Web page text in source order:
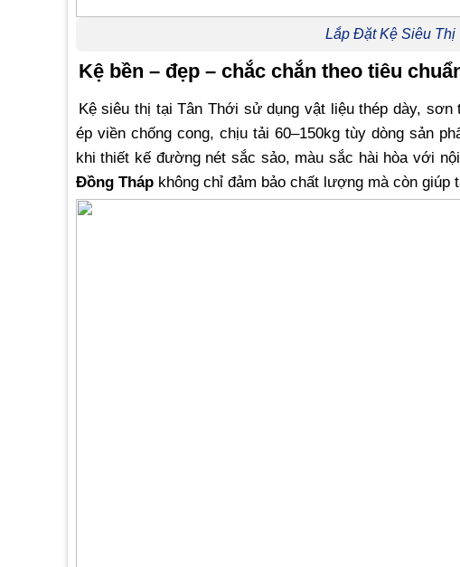
Lắp Đặt Kệ Siêu
Kệ bền – đẹp – chắc chắn theo tiêu
Kệ siêu thị tại Tân Thới sử dụng vật liệu thép dày,
ép viền chống cong, chịu tải 60–150kg tùy dòng sản
khi thiết kế đường nét sắc sảo, màu sắc hài hòa với
Đồng Thápkhông chỉ đảm bảo chất lượng mà còn giúp